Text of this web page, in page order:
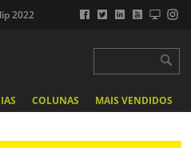
2022
COLUNAS MAIS VENDIDOS